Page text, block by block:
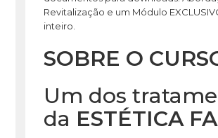
Revitalização e um Módulo
inteiro.
SOBRE O
Um dos
da ESTÉTICA